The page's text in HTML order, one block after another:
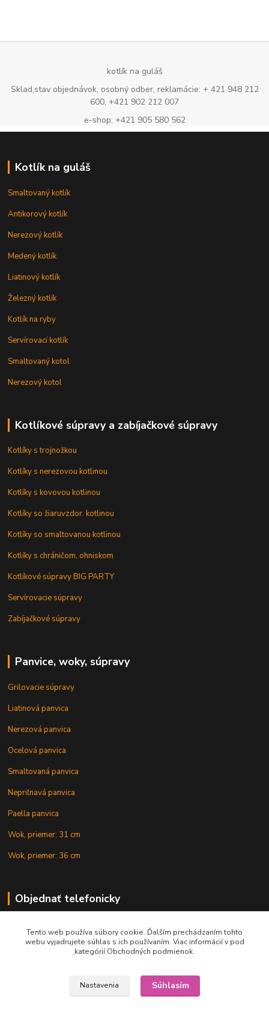
kotlík na guláš
Sklad,stav objednávok, osobný odber, reklamácie: + 421 948 212
600, +421 902 212 007
e-shop: +421 905 580 562
Kotlík na guláš
Smaltovaný kotlík
Antikorový kotlík
Nerezový kotlík
Medený kotlík
Liatinový kotlík
Železný kotlík
Kotlík na ryby
Servírovací kotlík
Smaltovaný kotol
Nerezový kotol
Kotlíkové súpravy a zabíjačkové súpravy
Kotlíky s trojnožkou
Kotlíky s nerezovou kotlinou
Kotlíky s kovovou kotlinou
Kotlíky so žiaruvzdor. kotlinou
Kotlíky so smaltovanou kotlinou
Kotlíky s chráničom, ohniskom
Kotlíkové súpravy BIG PARTY
Servírovacie súpravy
Zabíjačkové súpravy
Panvice, woky, súpravy
Grilovacie súpravy
Liatinová panvica
Nerezová panvica
Oceľová panvica
Smaltovaná panvica
Nepriľnavá panvica
Paella panvica
Wok, priemer: 31 cm
Wok, priemer: 36 cm
Objednať telefonicky
+421 902 212 007
Tento web používa súbory cookie. Ďalším prechádzaním tohto
webu vyjadrujete súhlas s ich používaním. Viac informácií v pod
kategórií Obchodných podmienok.
Nastavenia Súhlasím